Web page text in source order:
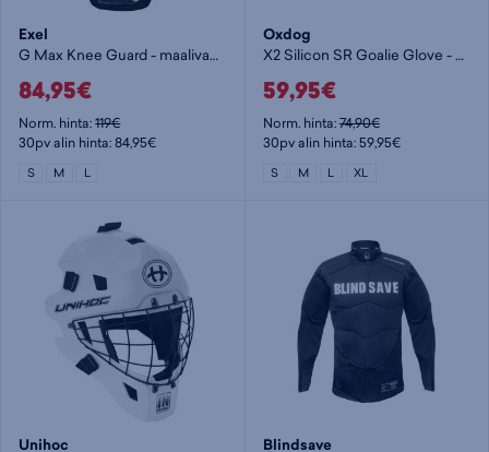
Exel
G Max Knee Guard - maalivahdin polvisuojat
84,95€
Norm. hinta:119€
30pv alin hinta: 84,95€
S M L
Oxdog
X2 Silicon SR Goalie Glove - maalivahdin hanska
59,95€
Norm. hinta:74,90€
30pv alin hinta: 59,95€
S M L XL
Unihoc Blindsave